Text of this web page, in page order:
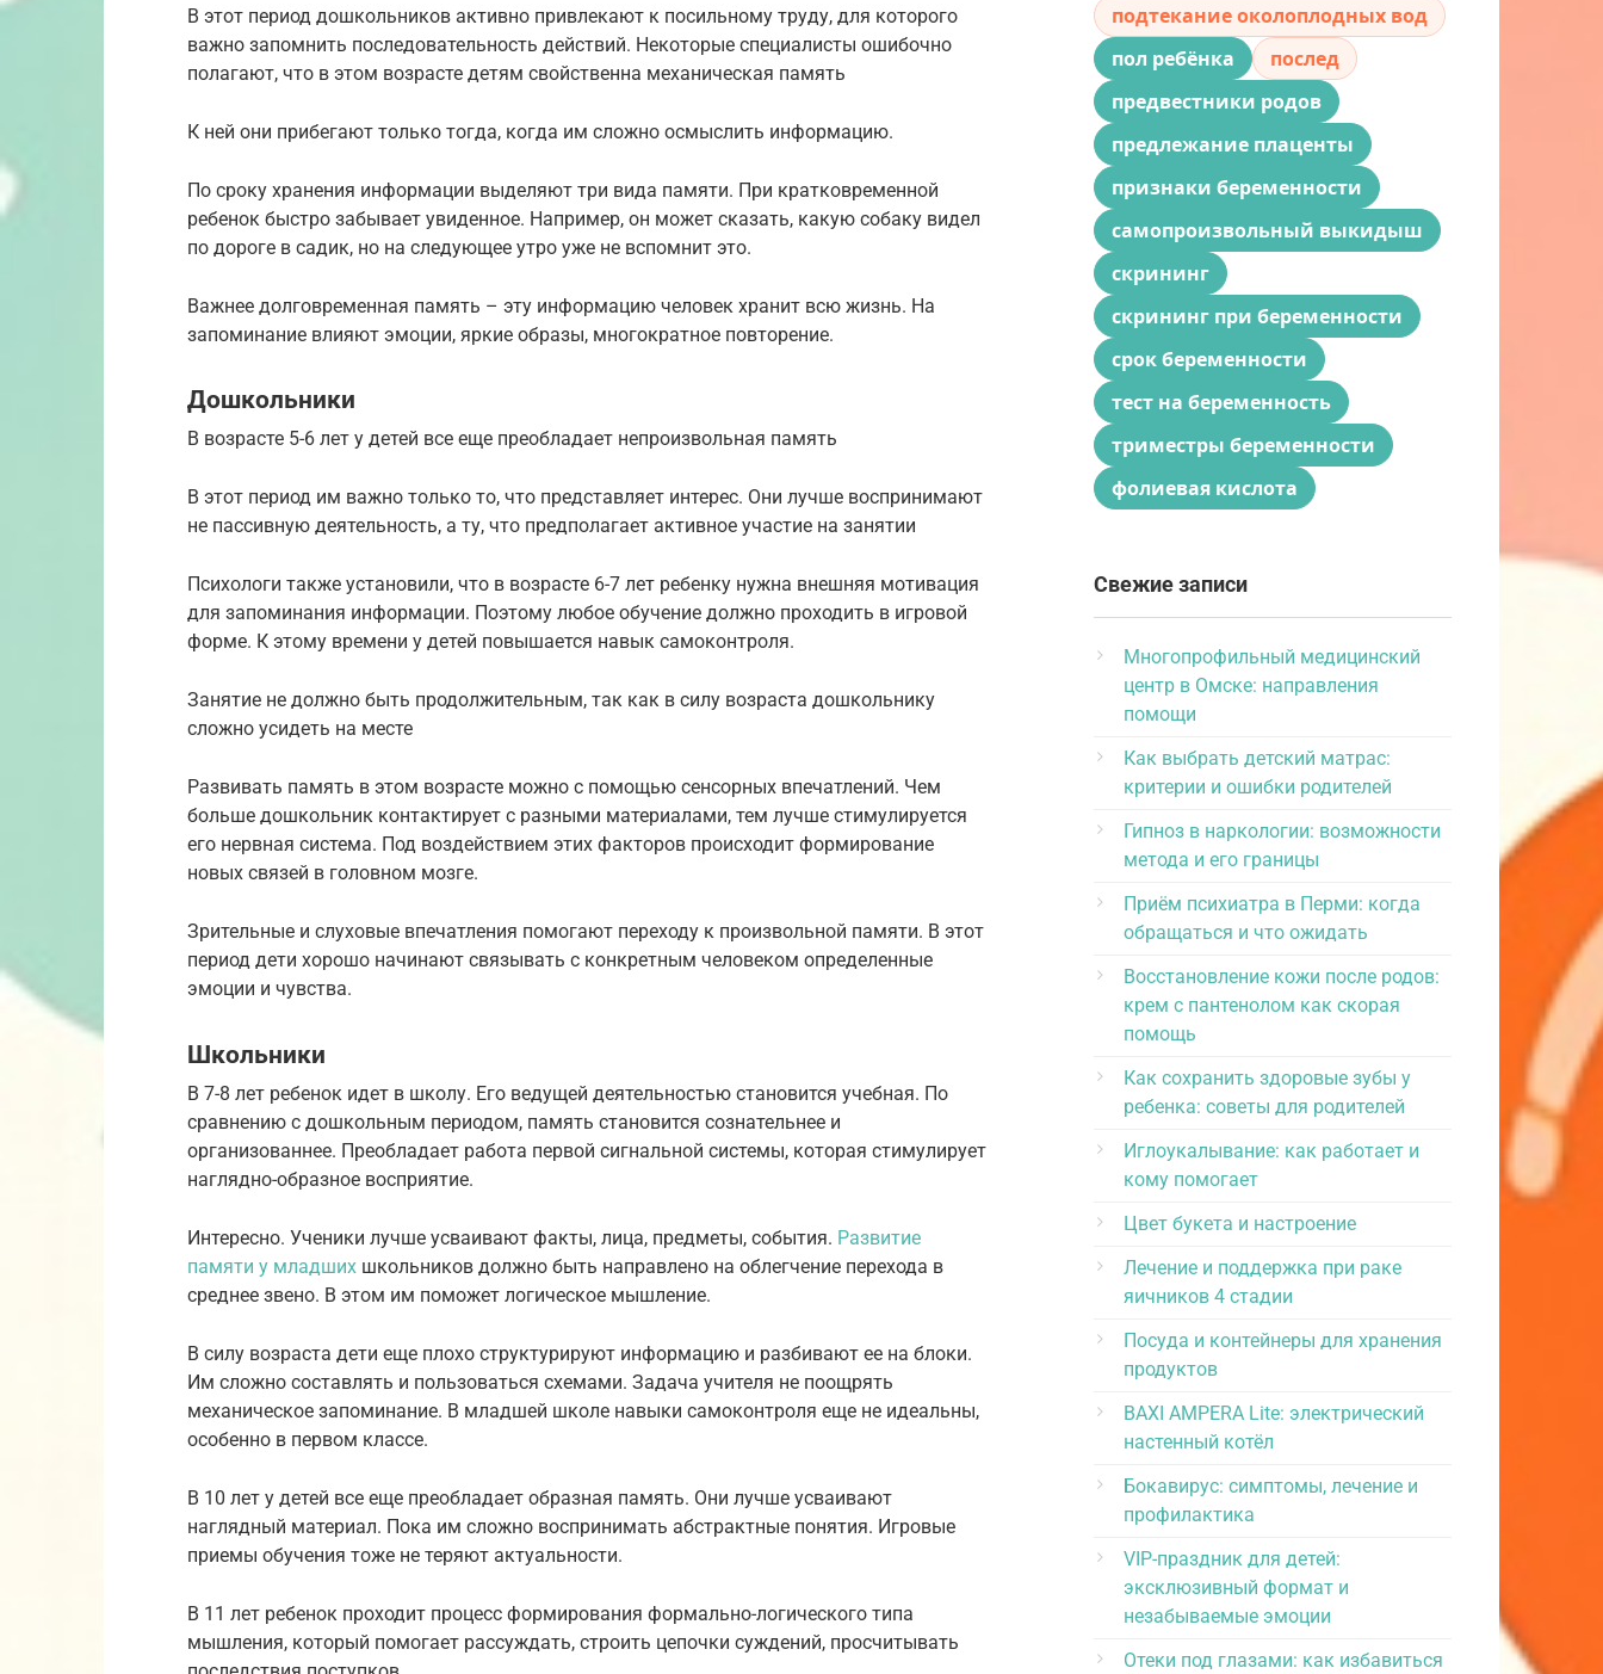
В этот период дошкольников активно привлекают к посильному труду, для которого
важно запомнить последовательность действий. Некоторые специалисты ошибочно
полагают, что в этом возрасте детям свойственна механическая память
К ней они прибегают только тогда, когда им сложно осмыслить информацию.
По сроку хранения информации выделяют три вида памяти. При кратковременной
ребенок быстро забывает увиденное. Например, он может сказать, какую собаку видел
по дороге в садик, но на следующее утро уже не вспомнит это.
Важнее долговременная память – эту информацию человек хранит всю жизнь. На
запоминание влияют эмоции, яркие образы, многократное повторение.
Дошкольники
В возрасте 5-6 лет у детей все еще преобладает непроизвольная память
В этот период им важно только то, что представляет интерес. Они лучше воспринимают
не пассивную деятельность, а ту, что предполагает активное участие на занятии
Психологи также установили, что в возрасте 6-7 лет ребенку нужна внешняя мотивация
для запоминания информации. Поэтому любое обучение должно проходить в игровой
форме. К этому времени у детей повышается навык самоконтроля.
Занятие не должно быть продолжительным, так как в силу возраста дошкольнику
сложно усидеть на месте
Развивать память в этом возрасте можно с помощью сенсорных впечатлений. Чем
больше дошкольник контактирует с разными материалами, тем лучше стимулируется
его нервная система. Под воздействием этих факторов происходит формирование
новых связей в головном мозге.
Зрительные и слуховые впечатления помогают переходу к произвольной памяти. В этот
период дети хорошо начинают связывать с конкретным человеком определенные
эмоции и чувства.
Школьники
В 7-8 лет ребенок идет в школу. Его ведущей деятельностью становится учебная. По
сравнению с дошкольным периодом, память становится сознательнее и
организованнее. Преобладает работа первой сигнальной системы, которая стимулирует
наглядно-образное восприятие.
Интересно. Ученики лучше усваивают факты, лица, предметы, события. Развитие
памяти у младших школьников должно быть направлено на облегчение перехода в
среднее звено. В этом им поможет логическое мышление.
В силу возраста дети еще плохо структурируют информацию и разбивают ее на блоки.
Им сложно составлять и пользоваться схемами. Задача учителя не поощрять
механическое запоминание. В младшей школе навыки самоконтроля еще не идеальны,
особенно в первом классе.
В 10 лет у детей все еще преобладает образная память. Они лучше усваивают
наглядный материал. Пока им сложно воспринимать абстрактные понятия. Игровые
приемы обучения тоже не теряют актуальности.
В 11 лет ребенок проходит процесс формирования формально-логического типа
мышления, который помогает рассуждать, строить цепочки суждений, просчитывать
подтекание околоплодных вод
пол ребёнка
послед
предвестники родов
предлежание плаценты
признаки беременности
самопроизвольный выкидыш
скрининг
скрининг при беременности
срок беременности
тест на беременность
триместры беременности
фолиевая кислота
Свежие записи
Многопрофильный медицинский
центр в Омске: направления
помощи
Как выбрать детский матрас:
критерии и ошибки родителей
Гипноз в наркологии: возможности
метода и его границы
Приём психиатра в Перми: когда
обращаться и что ожидать
Восстановление кожи после родов:
крем с пантенолом как скорая
помощь
Как сохранить здоровые зубы у
ребенка: советы для родителей
Иглоукалывание: как работает и
кому помогает
Цвет букета и настроение
Лечение и поддержка при раке
яичников 4 стадии
Посуда и контейнеры для хранения
продуктов
BAXI AMPERA Lite: электрический
настенный котёл
Бокавирус: симптомы, лечение и
профилактика
VIP-праздник для детей:
эксклюзивный формат и
незабываемые эмоции
Отеки под глазами: как избавиться